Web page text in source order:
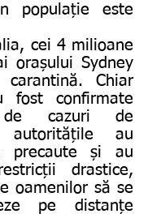
populație este
orașului Sydney
Chiar
fost confirmate
cazuri de
autoritățile au
precaute și au
drastice,
oamenilor să se
pe distanțe